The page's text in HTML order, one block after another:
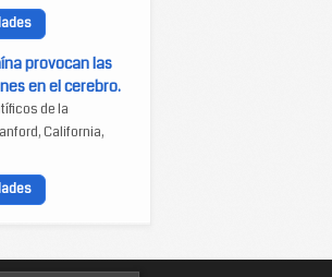
provocan las
en el cerebro.
de la
California,